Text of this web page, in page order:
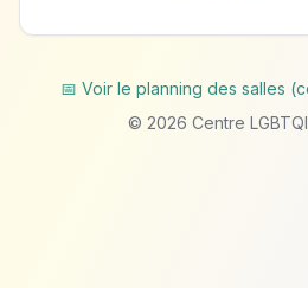
📅 Voir le planning des salles
© 2026 Centre